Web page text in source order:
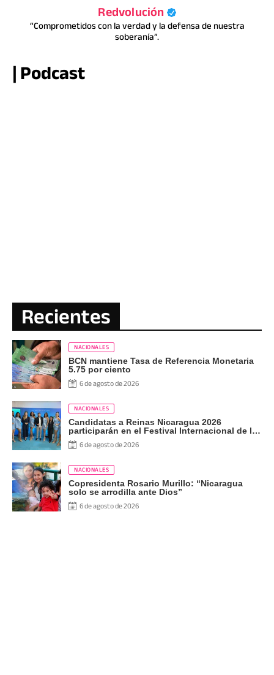
Redvolución
“Comprometidos con la verdad y la defensa de nuestra
soberanía”.
| Podcast
Recientes
NACIONALES
BCN mantiene Tasa de Referencia Monetaria
5.75 por ciento
6 de agosto de 2026
NACIONALES
Candidatas a Reinas Nicaragua 2026
participarán en el Festival Internacional de las
Artes, Cultura y Gastronomía
6 de agosto de 2026
NACIONALES
Copresidenta Rosario Murillo: “Nicaragua
solo se arrodilla ante Dios”
6 de agosto de 2026